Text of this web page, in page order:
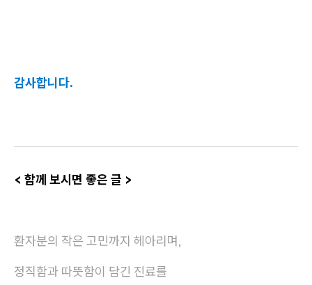
감사합니다.
< 함께 보시면 좋은 글 >
환자분의 작은 고민까지 헤아리며,
정직함과 따뜻함이 담긴 진료를